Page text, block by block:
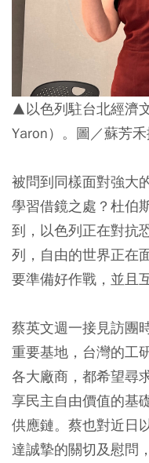
▲以色列駐台北經濟
Yaron）。圖／蘇芳
被問到同樣面對強大
學習借鏡之處？杜伯
到，以色列正在對抗
列，自由的世界正在
要準備好作戰，並且
蔡英文週一接見訪團
重要基地，台灣的工
各大廠商，都希望尋
享民主自由價值的基
供應鏈。蔡也對近日
達誠摯的關切及慰問